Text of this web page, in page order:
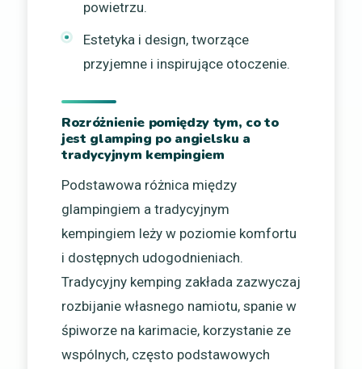
powietrzu.
Estetyka i design, tworzące
przyjemne i inspirujące otoczenie.
Rozróżnienie pomiędzy tym, co to
jest glamping po angielsku a
tradycyjnym kempingiem
Podstawowa różnica między
glampingiem a tradycyjnym
kempingiem leży w poziomie komfortu
i dostępnych udogodnieniach.
Tradycyjny kemping zakłada zazwyczaj
rozbijanie własnego namiotu, spanie w
śpiworze na karimacie, korzystanie ze
wspólnych, często podstawowych